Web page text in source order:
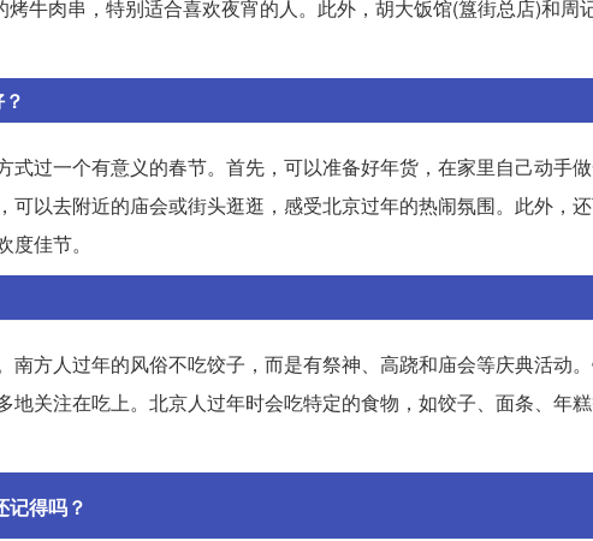
牛肉串，特别适合喜欢夜宵的人。此外，胡大饭馆(簋街总店)和周
过一个有意义的春节。首先，可以准备好年货，在家里自己动手
可以去附近的庙会或街头逛逛，感受北京过年的热闹氛围。此外，
佳节。
南方人过年的风俗不吃饺子，而是有祭神、高跷和庙会等庆典活动
地关注在吃上。北京人过年时会吃特定的食物，如饺子、面条、年
记得吗？